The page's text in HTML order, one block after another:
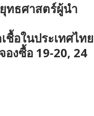
ทธศาสตร์ผู้นำ
ชื้อในประเทศไทย
องซื้อ 19-20, 24